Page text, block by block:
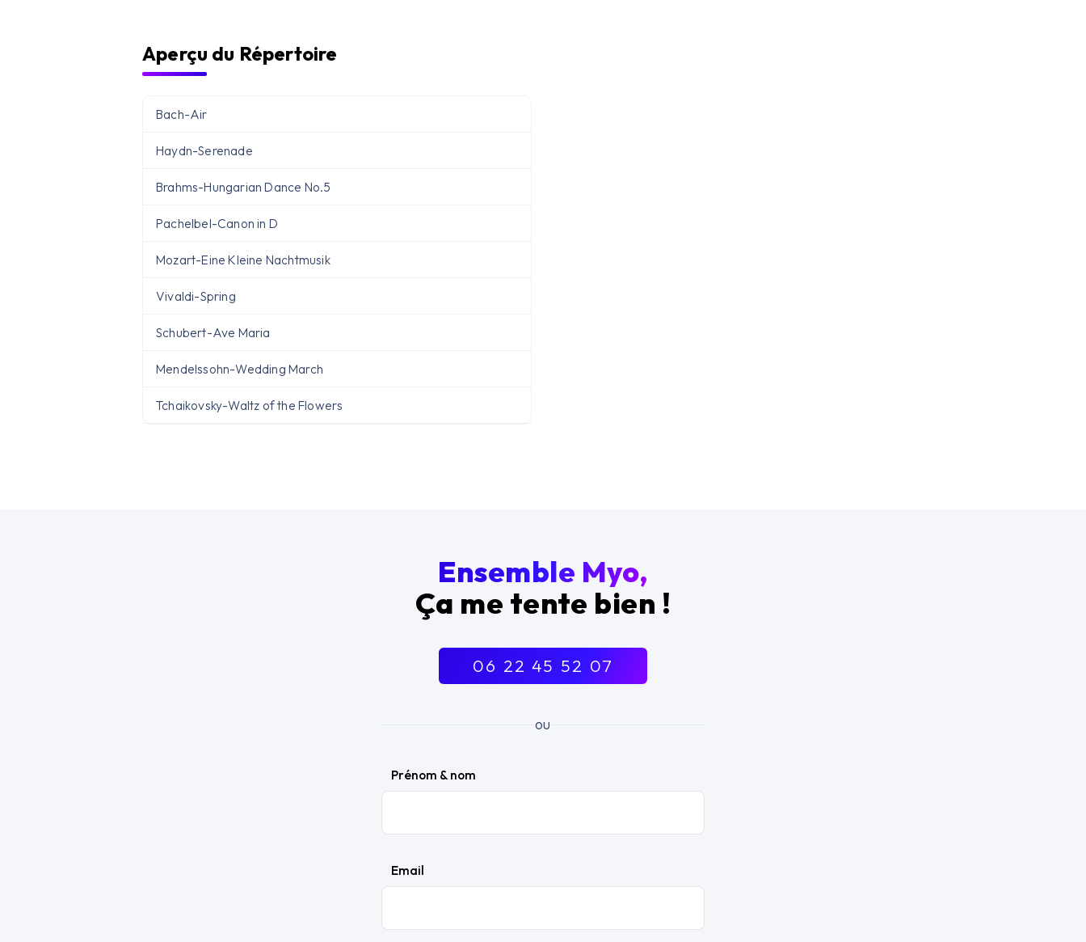
Aperçu du Répertoire
Bach-Air
Haydn-Serenade
Brahms-Hungarian Dance No.5
Pachelbel-Canon in D
Mozart-Eine Kleine Nachtmusik
Vivaldi-Spring
Schubert-Ave Maria
Mendelssohn-Wedding March
Tchaikovsky-Waltz of the Flowers
Ensemble Myo,
Ça me tente bien !
06 22 45 52 07
ou
Prénom & nom
Email